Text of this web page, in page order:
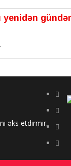
yenidən
duş”:
əks etdirmir.